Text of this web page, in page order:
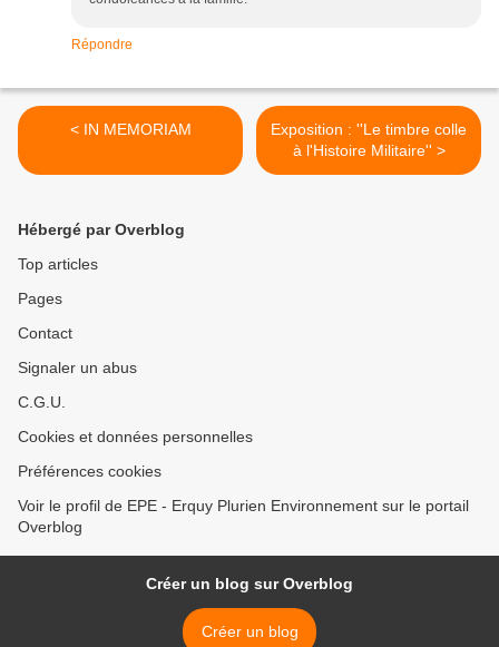
Répondre
< IN MEMORIAM
Exposition : ''Le timbre colle
à l'Histoire Militaire'' >
Hébergé par Overblog
Top articles
Pages
Contact
Signaler un abus
C.G.U.
Cookies et données personnelles
Préférences cookies
Voir le profil de EPE - Erquy Plurien Environnement sur le portail
Overblog
Créer un blog sur Overblog
Créer un blog